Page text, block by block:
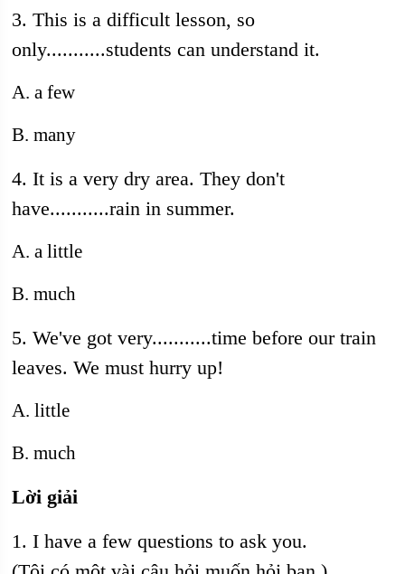
3. This is a difficult lesson, so
only...........students can understand it.
A. a few
B. many
4. It is a very dry area. They don't
have...........rain in summer.
A. a little
B. much
5. We've got very...........time before our train
leaves. We must hurry up!
A. little
B. much
Lời giải
1. I have a few questions to ask you.